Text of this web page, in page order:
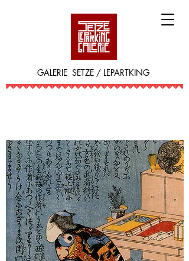
GALERIE SETZE / LEPARTKING